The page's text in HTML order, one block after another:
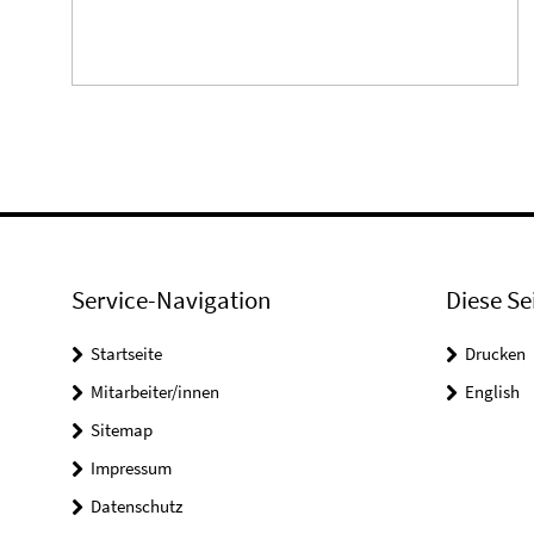
Service-Navigation
Startseite
Mitarbeiter/innen
Sitemap
Impressum
Datenschutz
Diese
Drucken
English